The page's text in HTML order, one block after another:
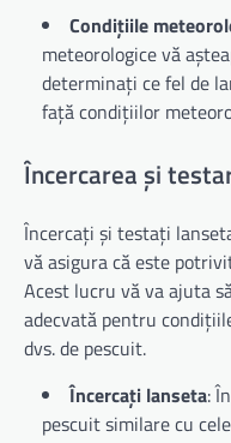
Condițiile
meteorologice vă
determinați ce fel de
față condițiilor
Încercarea și
Încercați și testați
vă asigura că este
Acest lucru vă va ajuta
adecvată pentru
dvs. de pescuit.
Încercați lanseta:
pescuit similare cu